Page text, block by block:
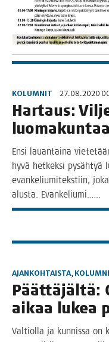
KOLUMNIT 27.08.2020
Har­taus:
luomakuntaa
Ensi lau­an­tai­na
hyvä het­kek­si pysäh­tyä
evan­ke­liu­mi­teks­tiin,
alus­ta. Evankeliumi.…..
AJANKOHTAISTA,
Päät­tä­jäl­tä:
aikaa lukea
Val­tiol­la ja kun­nis­sa on